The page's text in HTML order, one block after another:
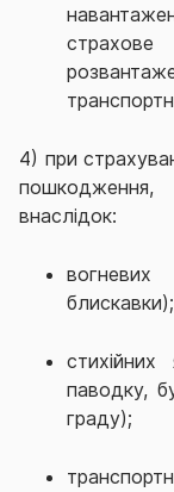
4) при
внаслідок:
вогневих
блискавки);
паводку,
граду);